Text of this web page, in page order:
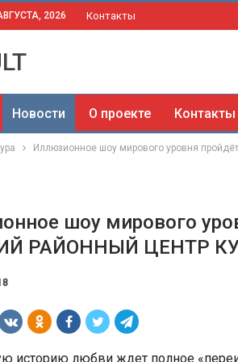
2026 Контакты
Новости О проекте Контакты
Иллюзионное шоу мирового уровня
шоу мирового
РАЙОННЫЙ ЦЕНТР
историю любви ждет полное